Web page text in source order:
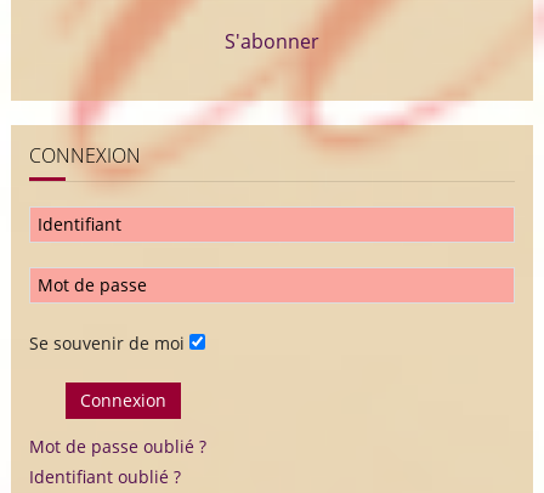
S'abonner
CONNEXION
Se souvenir de moi
Connexion
Mot de passe oublié ?
Identifiant oublié ?